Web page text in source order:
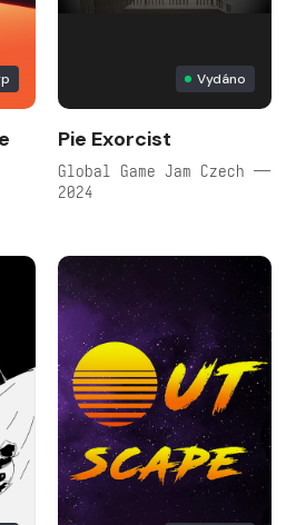
Vydáno
Pie Exorcist
Global Game Jam Czech —
2024